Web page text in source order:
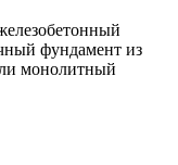
фундамент из
монолитный